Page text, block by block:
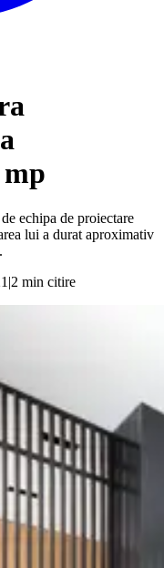
echipa de proiectare
lui a durat aproximativ
|2 min citire